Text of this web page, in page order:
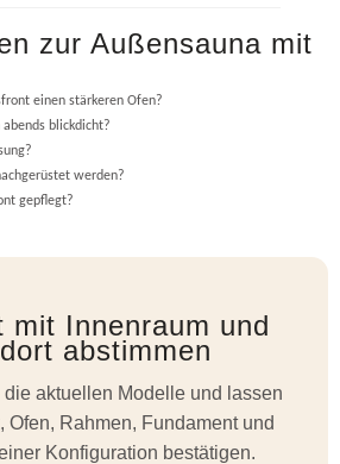
zur Außensauna mit
einen stärkeren Ofen?
blickdicht?
werden?
gepflegt?
mit Innenraum und
abstimmen
aktuellen Modelle und lassen
Ofen, Rahmen, Fundament und
Konfiguration bestätigen.